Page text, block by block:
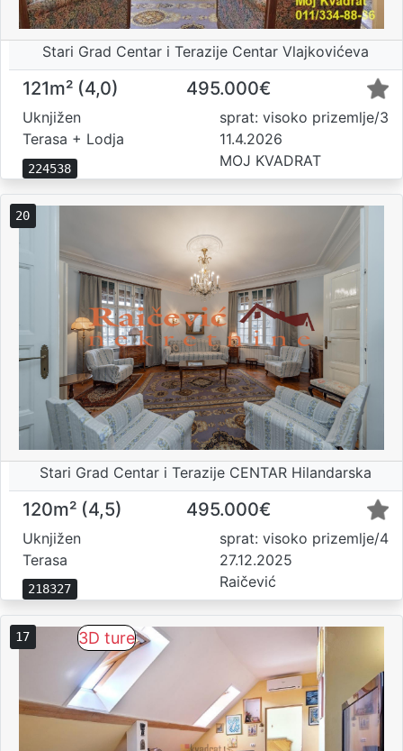
Stari Grad Centar i Terazije Centar Vlajkovićeva
121m² (4,0) 495.000€
Uknjižen
Terasa + Lodja
224538
sprat: visoko prizemlje/3
11.4.2026
MOJ KVADRAT
20
Stari Grad Centar i Terazije CENTAR Hilandarska
120m² (4,5) 495.000€
Uknjižen
Terasa
218327
sprat: visoko prizemlje/4
27.12.2025
Raičević
17 3D ture